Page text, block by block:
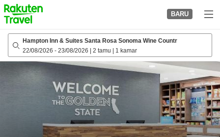
to
top
page
BARU
Hampton Inn & Suites Santa Rosa Sonoma Wine Countr
22/08/2026 - 23/08/2026 2 tamu 1 kamar